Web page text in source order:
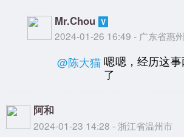
Mr.Chou
2024-01-26 16:49 - 广东省惠
@陈大猫 嗯嗯，经历这
了
阿和
2024-01-23 14:28 - 浙江省温州市